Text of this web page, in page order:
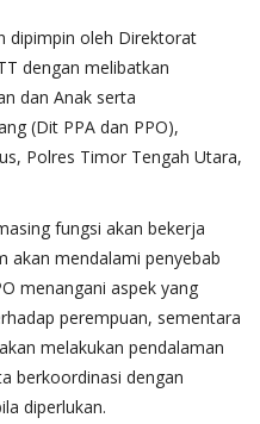
dipimpin oleh Direktorat
dengan melibatkan
dan Anak serta
(Dit PPA dan PPO),
Polres Timor Tengah Utara,
fungsi akan bekerja
akan mendalami penyebab
menangani aspek yang
perempuan, sementara
melakukan pendalaman
berkoordinasi dengan
diperlukan.